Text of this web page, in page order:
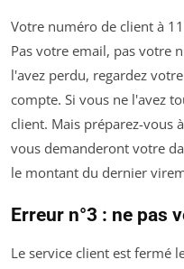
Votre numéro de client à
Pas votre email, pas votre
l'avez perdu, regardez
compte. Si vous ne l'avez
client. Mais préparez-vous
vous demanderont votre
le montant du dernier
Erreur n°3 : ne pas
Le service client est fermé